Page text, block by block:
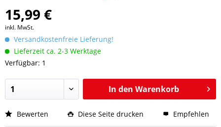
15,99 €
inkl. MwSt.
Versandkostenfreie Lieferung!
Lieferzeit ca. 2-3 Werktage
Verfügbar: 1
In den Warenkorb
Bewerten Diese Seite drucken Empfehlen